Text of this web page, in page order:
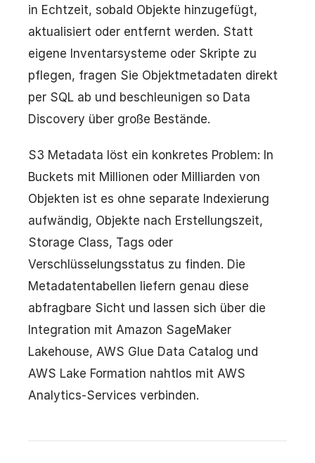
in Echtzeit, sobald Objekte hinzugefügt,
aktualisiert oder entfernt werden. Statt
eigene Inventarsysteme oder Skripte zu
pflegen, fragen Sie Objektmetadaten direkt
per SQL ab und beschleunigen so Data
Discovery über große Bestände.
S3 Metadata löst ein konkretes Problem: In
Buckets mit Millionen oder Milliarden von
Objekten ist es ohne separate Indexierung
aufwändig, Objekte nach Erstellungszeit,
Storage Class, Tags oder
Verschlüsselungsstatus zu finden. Die
Metadatentabellen liefern genau diese
abfragbare Sicht und lassen sich über die
Integration mit Amazon SageMaker
Lakehouse, AWS Glue Data Catalog und
AWS Lake Formation nahtlos mit AWS
Analytics-Services verbinden.